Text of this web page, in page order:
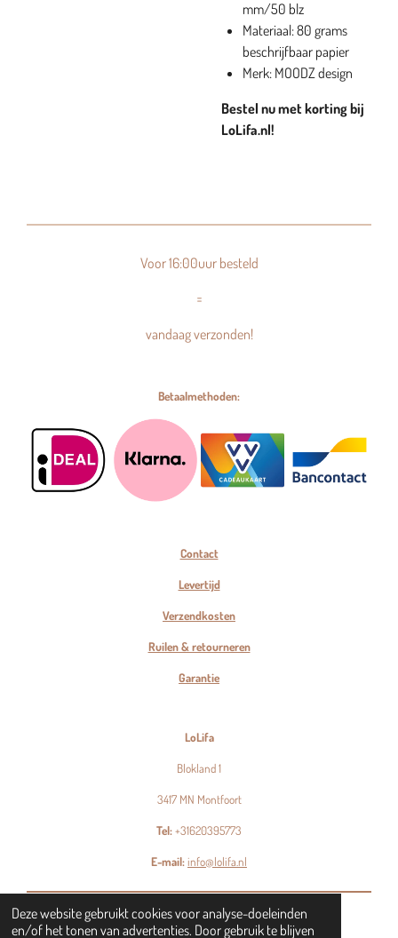
Deze website gebruikt cookies voor analyse-doeleinden
en/of het tonen van advertenties. Door gebruik te blijven
mm/50 blz
Materiaal: 80 grams
beschrijfbaar papier
Merk: MOODZ design
Bestel nu met korting bij
LoLifa.nl!
Voor 16:00uur besteld
=
vandaag verzonden!
Betaalmethoden:
Contact
Levertijd
Verzendkosten
Ruilen & retourneren
Garantie
LoLifa
Blokland 1
3417 MN Montfoort
Tel:+31620395773
E-mail:info@lolifa.nl
© 2023 - 2026 LoLifa